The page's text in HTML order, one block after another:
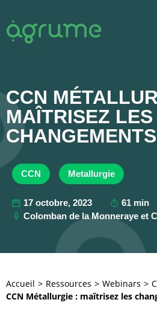
CCN
MAÎTRISEZ LES
CCN Metallurgie
17 octobre, 2023
61 min
Colomban de la Monneraye et
Accueil Ressources Webinars
CCN Métallurgie : maîtrisez les